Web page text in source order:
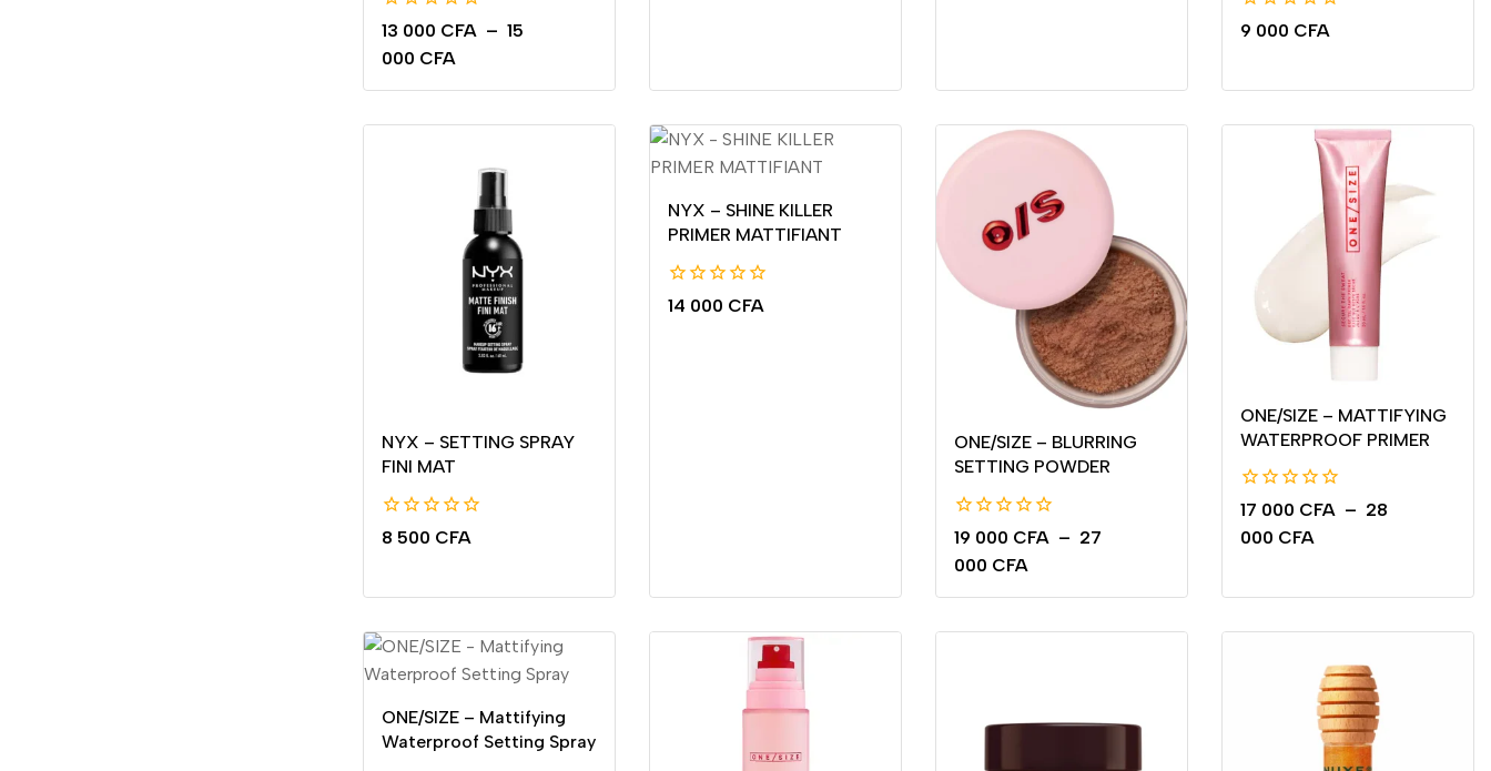
0
5
13 000 CFA – 15
000 CFA
0
9 000 CFA
NYX – SETTING SPRAY
FINI MAT
0
8 500 CFA
NYX – SHINE KILLER
PRIMER MATTIFIANT
0
14 000 CFA
ONE/SIZE – BLURRING
SETTING POWDER
0
5
19 000 CFA – 27
000 CFA
ONE/SIZE – MATTIFYING
WATERPROOF PRIMER
0
5
17 000 CFA – 28
000 CFA
ONE/SIZE – Mattifying
Waterproof Setting Spray